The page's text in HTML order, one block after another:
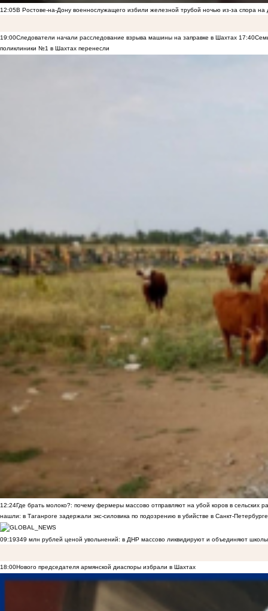
12:05В Ростове-на-Дону военнослужащего избили железной трубой ночью из-за спора на
19:00Следователи начали расследование взрыва машины на заправке в Шахтах 17:40
поликлиники №1 в Шахтах перенесли
12:24Где брать молоко?: почему фермеры массово отправляют на убой коров в сельских
нашли: в Таганроге задержали экс-силовика по подозрению в убийстве в Санкт-Петербурге
09:19349 млн рублей ценой увольнений: в ДНР массово ликвидируют и объединяют
18:00Нового председателя армянской диаспоры избрали в Шахтах